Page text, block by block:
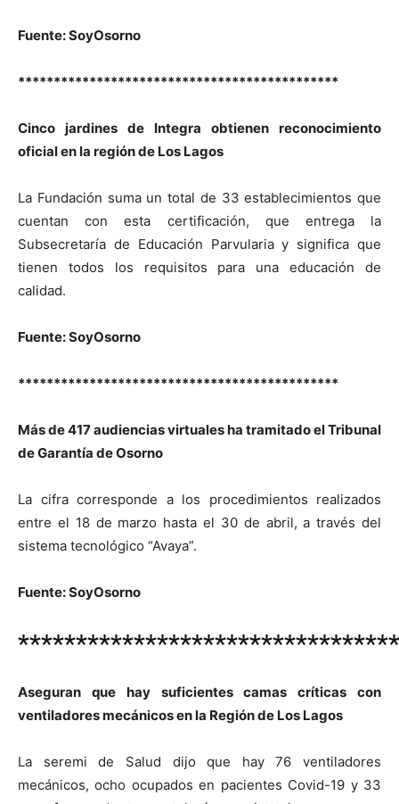
Fuente: SoyOsorno
*********************************************
Cinco jardines de Integra obtienen reconocimiento
oficial en la región de Los Lagos
La Fundación suma un total de 33 establecimientos que
cuentan con esta certificación, que entrega la
Subsecretaría de Educación Parvularia y significa que
tienen todos los requisitos para una educación de
calidad.
Fuente: SoyOsorno
*********************************************
Más de 417 audiencias virtuales ha tramitado el Tribunal
de Garantía de Osorno
La cifra corresponde a los procedimientos realizados
entre el 18 de marzo hasta el 30 de abril, a través del
sistema tecnológico “Avaya”.
Fuente: SoyOsorno
Aseguran que hay suficientes camas críticas con
ventiladores mecánicos en la Región de Los Lagos
La seremi de Salud dijo que hay 76 ventiladores
mecánicos, ocho ocupados en pacientes Covid-19 y 33